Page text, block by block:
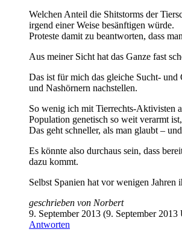
Welchen Anteil die Shitstorms der
irgend einer Weise besänftigen würde.
Proteste damit zu beantworten, dass
Aus meiner Sicht hat das Ganze fast
Das ist für mich das gleiche Sucht-
und Nashörnern nachstellen.
So wenig ich mit Tierrechts-Aktivisten
Population genetisch so weit verarmt
Das geht schneller, als man glaubt –
Es könnte also durchaus sein, dass
dazu kommt.
Selbst Spanien hat vor wenigen
geschrieben von Norbert
9. September 2013 (9. September 2013
Antworten